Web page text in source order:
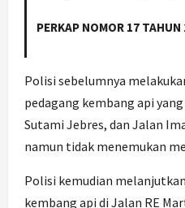
PERKAP NOMOR 17 TAHUN
Polisi sebelumnya
pedagang kembang api
Sutami Jebres, dan Jalan
namun tidak menemukan
Polisi kemudian
kembang api di Jalan RE